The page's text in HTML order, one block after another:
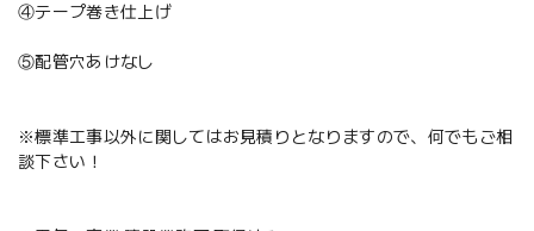
④テープ巻き仕上げ
⑤配管穴あけなし
※標準工事以外に関してはお見積りとなりますので、何でもご相
談下さい！